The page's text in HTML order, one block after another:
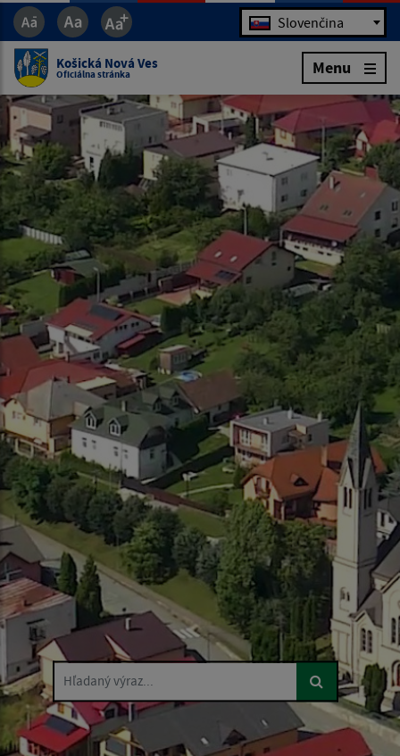
Jazyk Slovenčina
Košická Nová Ves
Oficiálna stránka Menu
Hľadaný výraz...